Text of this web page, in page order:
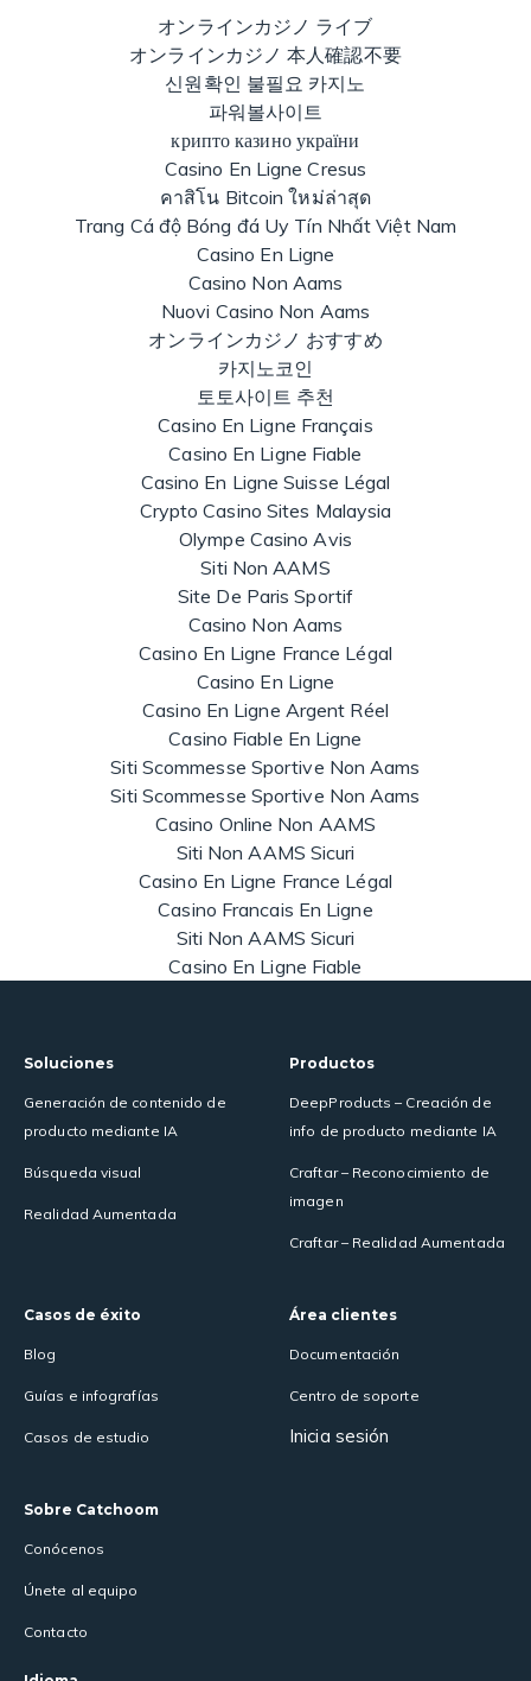
オンラインカジノ ライブ
オンラインカジノ 本人確認不要
신원확인 불필요 카지노
파워볼사이트
крипто казино україни
Casino En Ligne Cresus
คาสิโน Bitcoin ใหม่ล่าสุด
Trang Cá độ Bóng đá Uy Tín Nhất Việt Nam
Casino En Ligne
Casino Non Aams
Nuovi Casino Non Aams
オンラインカジノ おすすめ
카지노코인
토토사이트 추천
Casino En Ligne Français
Casino En Ligne Fiable
Casino En Ligne Suisse Légal
Crypto Casino Sites Malaysia
Olympe Casino Avis
Siti Non AAMS
Site De Paris Sportif
Casino Non Aams
Casino En Ligne France Légal
Casino En Ligne
Casino En Ligne Argent Réel
Casino Fiable En Ligne
Siti Scommesse Sportive Non Aams
Siti Scommesse Sportive Non Aams
Casino Online Non AAMS
Siti Non AAMS Sicuri
Casino En Ligne France Légal
Casino Francais En Ligne
Siti Non AAMS Sicuri
Casino En Ligne Fiable
Soluciones
Generación de contenido de
producto mediante IA
Búsqueda visual
Realidad Aumentada
Productos
DeepProducts – Creación de
info de producto mediante IA
Craftar – Reconocimiento de
imagen
Craftar – Realidad Aumentada
Casos de éxito
Blog
Guías e infografías
Casos de estudio
Área clientes
Documentación
Centro de soporte
Inicia sesión
Sobre Catchoom
Conócenos
Únete al equipo
Contacto